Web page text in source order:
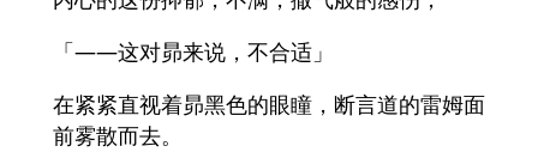
「——这对昴来说，不合适」
在紧紧直视着昴黑色的眼瞳，断言道的雷姆面
前雾散而去。